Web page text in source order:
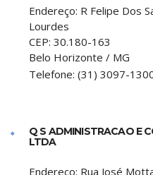
Endereço: R Felipe Dos
Lourdes
CEP: 30.180-163
Belo Horizonte / MG
Telefone: (31) 3097-
Q S ADMINISTRACAO E
LTDA
Endereço: Rua José